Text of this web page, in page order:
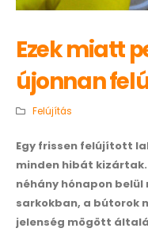
Ezek miatt
újonnan
Felújítás
Egy frissen felújított
minden hibát
néhány hónapon belül
sarkokban, a bútorok
jelenség mögött